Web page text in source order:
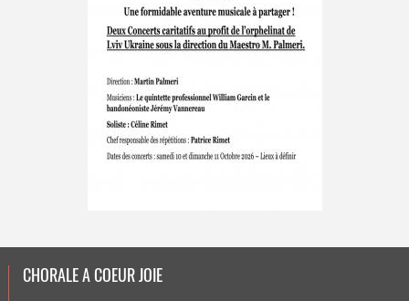
CHORALE A COEUR JOIE